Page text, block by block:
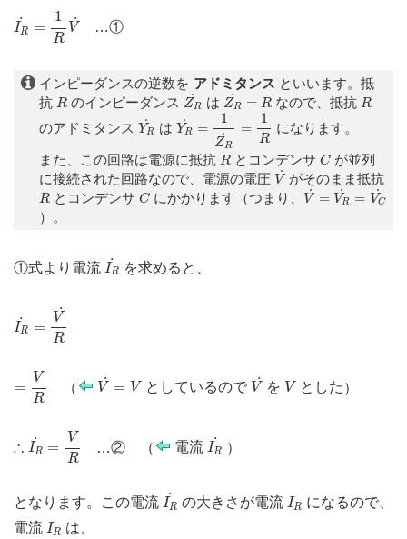
˙
IR =
1
R
˙
V
R
…①
インピーダンスの逆数を アドミタンス といいます。抵
抗 R
R のインピーダンス ˙
ZR
ZR
は ˙
ZR = R
ZR˙ = R
なので、抵抗 R
R
のアドミタンス
˙
YR
Y
は ˙
YR =
1
˙
ZR
=
1
R
YR˙=1ZR˙
R
になります。
また、この回路は電源に抵抗 R
R とコンデンサ C
Cが並列
に接続された回路なので、電源の電圧 ˙
V
V
がそのまま抵抗
R
R とコンデンサ C
Cにかかります（つまり、 ˙
V = ˙
VR = ˙
VC
V ˙=VR˙=VC˙
）。
①式より電流 ˙
IR
R
を求めると、
˙
IR =
˙
V
R
R
=
V
R
R
（ ˙
V = V
V˙ V
としているので ˙
V
V˙
を V
V とした ）
∴ ˙
IR =
V
R
R
…② （ 電流 ˙
IR
IR
）
となります。この電流 ˙
IR
IR
の大きさが電流 IR
IR
になるので、
電流 IR
IR は、